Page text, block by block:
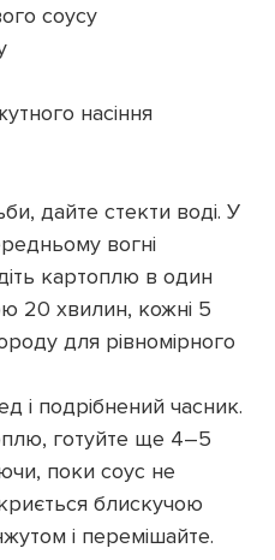
соусу
насіння
дайте стекти воді. У
вогні
картоплю в один
20 хвилин, кожні 5
для рівномірного
і подрібнений часник.
готуйте ще 4–5
поки соус не
блискучою
і перемішайте.